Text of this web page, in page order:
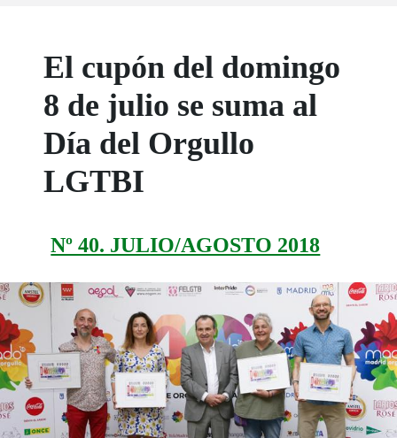
El cupón del domingo
8 de julio se suma al
Día del Orgullo
LGTBI
Nº 40. JULIO/AGOSTO 2018